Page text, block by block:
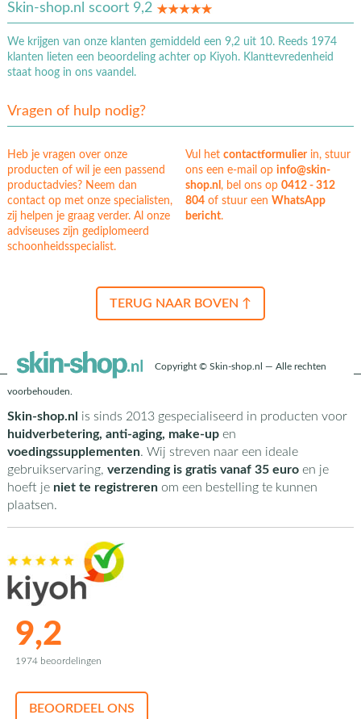
Skin-shop.nl scoort 9,2
We krijgen van onze klanten gemiddeld een 9,2 uit 10. Reeds 1974
klanten lieten een beoordeling achter op Kiyoh. Klanttevredenheid
staat hoog in ons vaandel.
Vragen of hulp nodig?
Heb je vragen over onze
producten of wil je een passend
productadvies? Neem dan
contact op met onze specialisten,
zij helpen je graag verder. Al onze
adviseuses zijn gediplomeerd
schoonheidsspecialist.
Vul hetcontactformulierin, stuur
ons een e-mail op info@skin-
shop.nl, bel ons op0412 - 312
804 of stuur eenWhatsApp
bericht.
TERUG NAAR BOVEN ↑
Copyright © Skin-shop.nl — Alle rechten
voorbehouden.
Skin-shop.nl is sinds 2013 gespecialiseerd in producten voor
huidverbetering, anti-aging, make-upen
voedingssupplementen. Wij streven naar een ideale
gebruikservaring, verzending is gratis vanaf 35 euroen je
hoeft je niet te registrerenom een bestelling te kunnen
plaatsen.
9,2
1974 beoordelingen
BEOORDEEL ONS